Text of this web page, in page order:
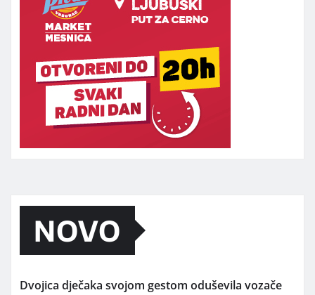
NOVO
Dvojica dječaka svojom gestom oduševila vozače